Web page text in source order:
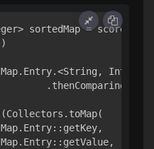
sortedMap =